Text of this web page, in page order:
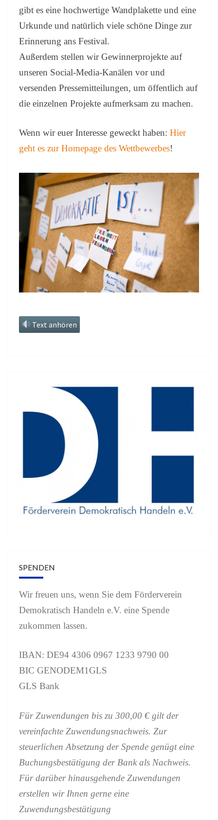
gibt es eine hochwertige Wandplakette und eine
Urkunde und natürlich viele schöne Dinge zur
Erinnerung ans Festival.
Außerdem stellen wir Gewinnerprojekte auf
unseren Social-Media-Kanälen vor und
versenden Pressemitteilungen, um öffentlich auf
die einzelnen Projekte aufmerksam zu machen.
Wenn wir euer Interesse geweckt haben: Hier
geht es zur Homepage des Wettbewerbes!
Text anhören
SPENDEN
Wir freuen uns, wenn Sie dem Förderverein
Demokratisch Handeln e.V. eine Spende
zukommen lassen.
IBAN: DE94 4306 0967 1233 9790 00
BIC GENODEM1GLS
GLS Bank
Für Zuwendungen bis zu 300,00 € gilt der
vereinfachte Zuwendungsnachweis. Zur
steuerlichen Absetzung der Spende genügt eine
Buchungsbestätigung der Bank als Nachweis.
Für darüber hinausgehende Zuwendungen
erstellen wir Ihnen gerne eine
Zuwendungsbestätigung